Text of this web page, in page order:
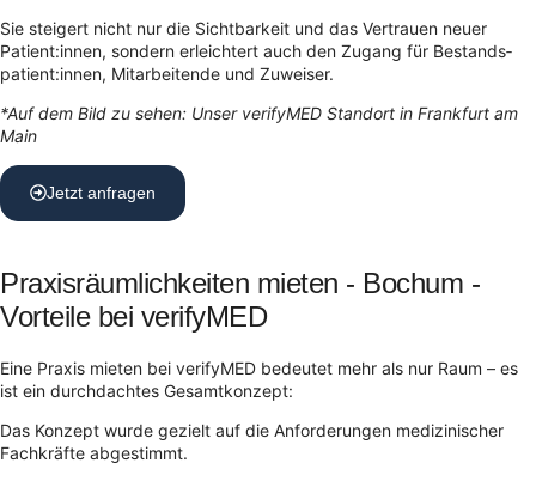
Sie steigert nicht nur die Sichtbarkeit und das Vertrauen neuer
Patient:innen, sondern erleichtert auch den Zugang für Bestands­
patient:innen, Mitarbeitende und Zuweiser.
*Auf dem Bild zu sehen: Unser verifyMED Standort in Frankfurt am
Main
Jetzt anfragen
Praxisräumlichkeiten mieten - Bochum -
Vorteile bei verifyMED
Eine Praxis mieten bei verifyMED bedeutet mehr als nur Raum – es
ist ein durchdachtes Gesamtkonzept:
Das Konzept wurde gezielt auf die Anforderungen medizinischer
Fachkräfte abgestimmt.